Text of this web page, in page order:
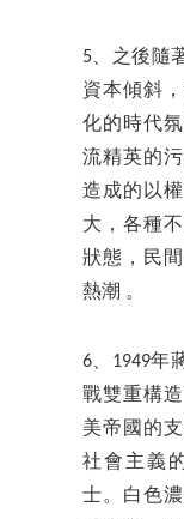
5、之後隨
資本傾斜
化的時代
流精英的
造成的以
大，各種
狀態，民
熱潮 。
6、1949年
戰雙重構
美帝國的
社會主義
士。白色